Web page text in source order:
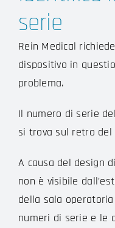
serie
Rein Medical
dispositivo in
problema.
Il numero di serie
si trova sul retro del
A causa del design
non è visibile
della sala
numeri di serie e le